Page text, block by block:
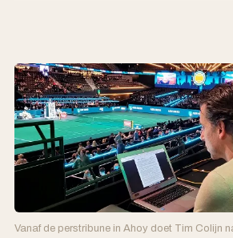
Vanaf de perstribune in Ahoy doet Tim Colijn